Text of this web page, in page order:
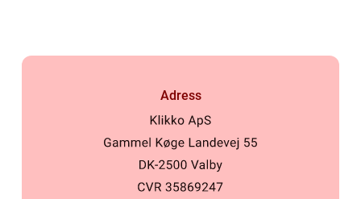
Adress